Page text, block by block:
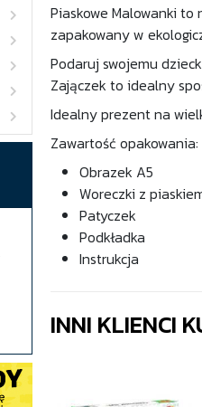
Piaskowe Malowanki
zapakowany w
Podaruj swojemu
Zajączek to idealny
Idealny prezent na
Zawartość opakowania:
Obrazek A5
Woreczki z
Patyczek
Podkładka
Instrukcja
INNI KLIENCI